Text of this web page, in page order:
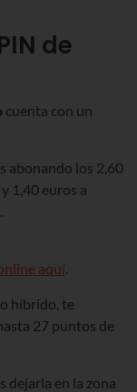
de
cuenta con un
abonando los 2,60
1,40 euros a
aquí.
híbrido, te
27 puntos de
dejarla en la zona